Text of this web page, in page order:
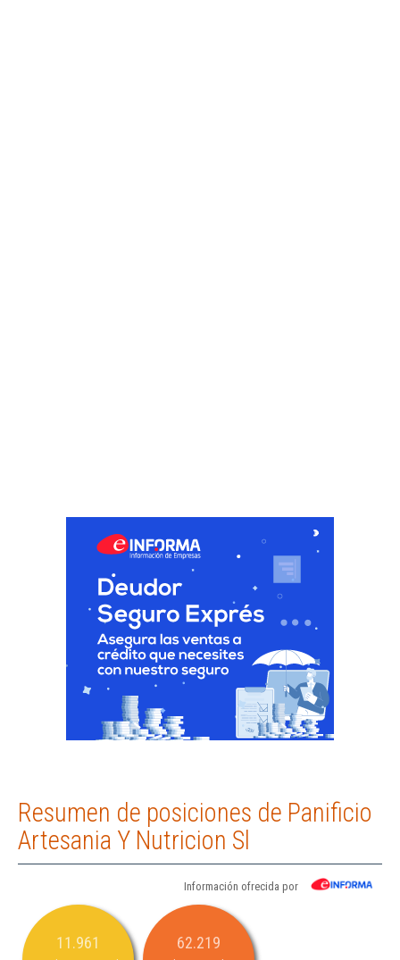
Resumen de posiciones de Panificio
Artesania Y Nutricion Sl
Información ofrecida por
11.961 62.219